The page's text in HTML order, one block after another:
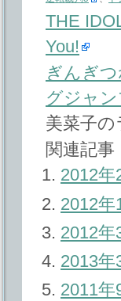
THE
You!
ぎんぎ
グジャ
美菜子の
関連記事
2012年
2012年
2012年
2013年
2011年